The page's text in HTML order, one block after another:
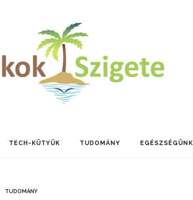
TECH-KÜTYÜK TUDOMÁNY EGÉSZSÉGÜNK
TUDOMÁNY